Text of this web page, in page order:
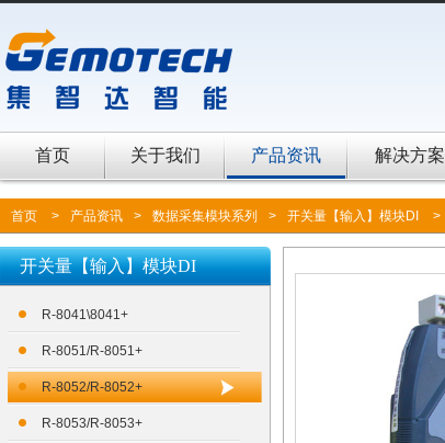
首页 关于我们 产品资讯 解决方案
首页 > 产品资讯 > 数据采集模块系列 > 开关量【输入】模块DI >
开关量【输入】模块DI
R-8041\8041+
R-8051/R-8051+
R-8052/R-8052+
R-8053/R-8053+